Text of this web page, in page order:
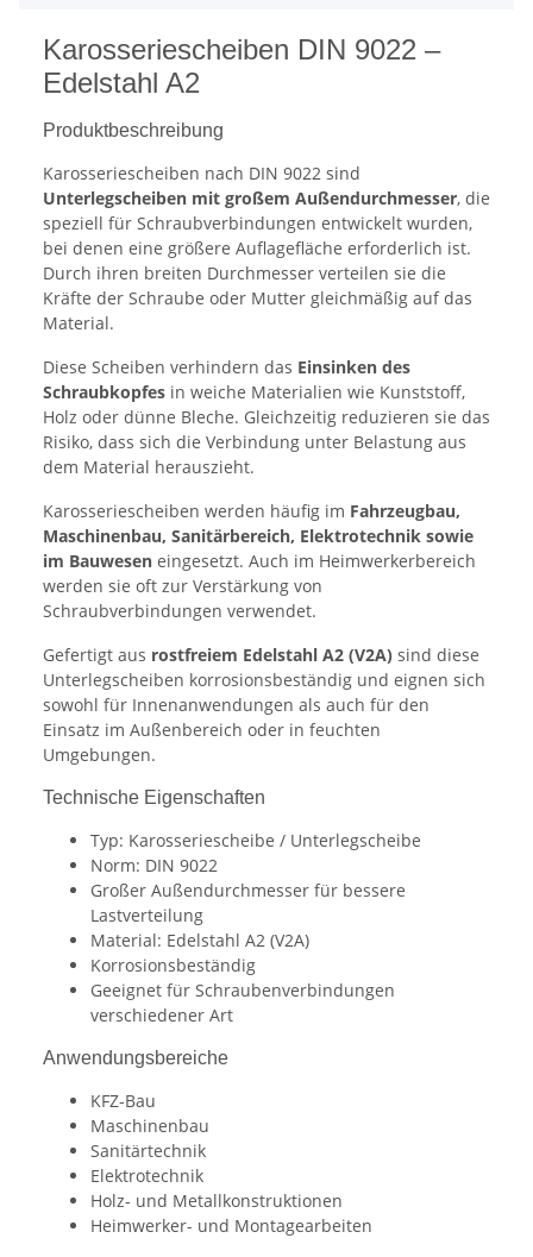
Karosseriescheiben DIN 9022 –
Edelstahl A2
Produktbeschreibung
Karosseriescheiben nach DIN 9022 sind
Unterlegscheiben mit großem Außendurchmesser, die
speziell für Schraubverbindungen entwickelt wurden,
bei denen eine größere Auflagefläche erforderlich ist.
Durch ihren breiten Durchmesser verteilen sie die
Kräfte der Schraube oder Mutter gleichmäßig auf das
Material.
Diese Scheiben verhindern das Einsinken des
Schraubkopfes in weiche Materialien wie Kunststoff,
Holz oder dünne Bleche. Gleichzeitig reduzieren sie das
Risiko, dass sich die Verbindung unter Belastung aus
dem Material herauszieht.
Karosseriescheiben werden häufig im Fahrzeugbau,
Maschinenbau, Sanitärbereich, Elektrotechnik sowie
im Bauwesen eingesetzt. Auch im Heimwerkerbereich
werden sie oft zur Verstärkung von
Schraubverbindungen verwendet.
Gefertigt aus rostfreiem Edelstahl A2 (V2A) sind diese
Unterlegscheiben korrosionsbeständig und eignen sich
sowohl für Innenanwendungen als auch für den
Einsatz im Außenbereich oder in feuchten
Umgebungen.
Technische Eigenschaften
Typ: Karosseriescheibe / Unterlegscheibe
Norm: DIN 9022
Großer Außendurchmesser für bessere
Lastverteilung
Material: Edelstahl A2 (V2A)
Korrosionsbeständig
Geeignet für Schraubenverbindungen
verschiedener Art
Anwendungsbereiche
KFZ-Bau
Maschinenbau
Sanitärtechnik
Elektrotechnik
Holz- und Metallkonstruktionen
Heimwerker- und Montagearbeiten